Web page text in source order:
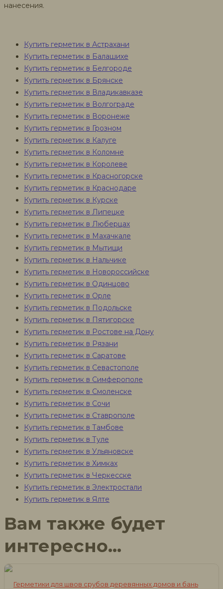
нанесения.
Купить герметик в Астрахани
Купить герметик в Балашихе
Купить герметик в Белгороде
Купить герметик в Брянске
Купить герметик в Владикавказе
Купить герметик в Волгограде
Купить герметик в Воронеже
Купить герметик в Грозном
Купить герметик в Калуге
Купить герметик в Коломне
Купить герметик в Королеве
Купить герметик в Красногорске
Купить герметик в Краснодаре
Купить герметик в Курске
Купить герметик в Липецке
Купить герметик в Люберцах
Купить герметик в Махачкале
Купить герметик в Мытищи
Купить герметик в Нальчике
Купить герметик в Новороссийске
Купить герметик в Одинцово
Купить герметик в Орле
Купить герметик в Подольске
Купить герметик в Пятигорске
Купить герметик в Ростове на Дону
Купить герметик в Рязани
Купить герметик в Саратове
Купить герметик в Севастополе
Купить герметик в Симферополе
Купить герметик в Смоленске
Купить герметик в Сочи
Купить герметик в Ставрополе
Купить герметик в Тамбове
Купить герметик в Туле
Купить герметик в Ульяновске
Купить герметик в Химках
Купить герметик в Черкесске
Купить герметик в Электростали
Купить герметик в Ялте
Вам также будет
интересно…
Герметики для швов срубов деревянных домов и бань